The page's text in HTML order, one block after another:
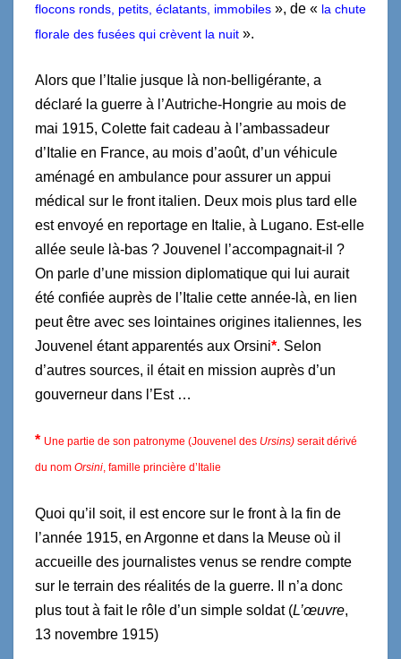
flocons ronds, petits, éclatants, immobiles », de « la chute
florale des fusées qui crèvent la nuit ».
Alors que l’Italie jusque là non-belligérante, a
déclaré la guerre à l’Autriche-Hongrie au mois de
mai 1915, Colette fait cadeau à l’ambassadeur
d’Italie en France, au mois d’août, d’un véhicule
aménagé en ambulance pour assurer un appui
médical sur le front italien. Deux mois plus tard elle
est envoyé en reportage en Italie, à Lugano. Est-elle
allée seule là-bas ? Jouvenel l’accompagnait-il ?
On parle d’une mission diplomatique qui lui aurait
été confiée auprès de l’Italie cette année-là, en lien
peut être avec ses lointaines origines italiennes, les
Jouvenel étant apparentés aux Orsini*. Selon
d’autres sources, il était en mission auprès d’un
gouverneur dans l’Est …
* Une partie de son patronyme (Jouvenel des Ursins) serait dérivé
du nom Orsini, famille princière d’Italie
Quoi qu’il soit, il est encore sur le front à la fin de
l’année 1915, en Argonne et dans la Meuse où il
accueille des journalistes venus se rendre compte
sur le terrain des réalités de la guerre. Il n’a donc
plus tout à fait le rôle d’un simple soldat (L’œuvre,
13 novembre 1915)